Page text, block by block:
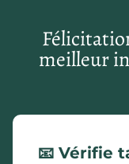
meilleur
📧 Vérifie